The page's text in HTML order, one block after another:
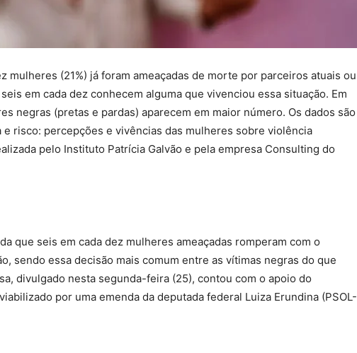
mulheres (21%) já foram ameaçadas de morte por parceiros atuais ou
em cada dez conhecem alguma que vivenciou essa situação. Em
negras (pretas e pardas) aparecem em maior número. Os dados são
e risco: percepções e vivências das mulheres sobre violência
pelo Instituto Patrícia Galvão e pela empresa Consulting do
que seis em cada dez mulheres ameaçadas romperam com o
sendo essa decisão mais comum entre as vítimas negras do que
divulgado nesta segunda-feira (25), contou com o apoio do
por uma emenda da deputada federal Luiza Erundina (PSOL-